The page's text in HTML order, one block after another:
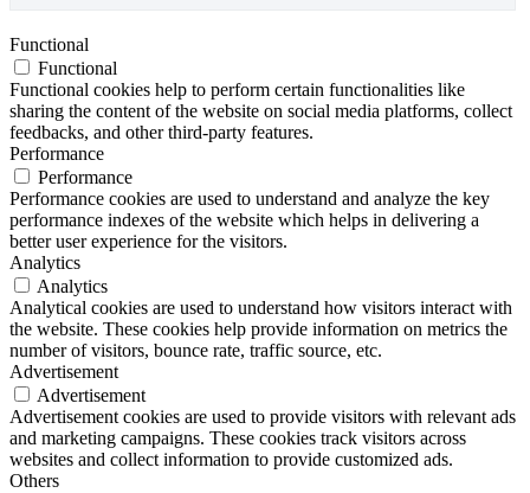
Functional
Functional
Functional cookies help to perform certain functionalities like
sharing the content of the website on social media platforms, collect
feedbacks, and other third-party features.
Performance
Performance
Performance cookies are used to understand and analyze the key
performance indexes of the website which helps in delivering a
better user experience for the visitors.
Analytics
Analytics
Analytical cookies are used to understand how visitors interact with
the website. These cookies help provide information on metrics the
number of visitors, bounce rate, traffic source, etc.
Advertisement
Advertisement
Advertisement cookies are used to provide visitors with relevant ads
and marketing campaigns. These cookies track visitors across
websites and collect information to provide customized ads.
Others